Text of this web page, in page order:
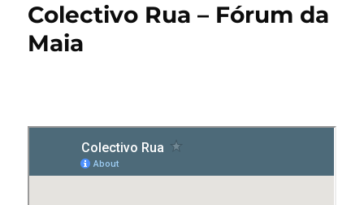
Colectivo Rua – Fórum da
Maia